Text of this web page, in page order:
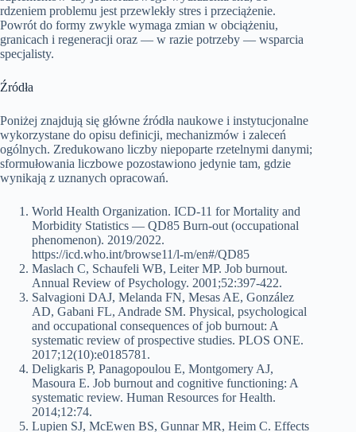
rdzeniem problemu jest przewlekły stres i przeciążenie.
Powrót do formy zwykle wymaga zmian w obciążeniu,
granicach i regeneracji oraz — w razie potrzeby — wsparcia
specjalisty.
Źródła
Poniżej znajdują się główne źródła naukowe i instytucjonalne
wykorzystane do opisu definicji, mechanizmów i zaleceń
ogólnych. Zredukowano liczby niepoparte rzetelnymi danymi;
sformułowania liczbowe pozostawiono jedynie tam, gdzie
wynikają z uznanych opracowań.
World Health Organization. ICD‑11 for Mortality and
Morbidity Statistics — QD85 Burn‑out (occupational
phenomenon). 2019/2022.
https://icd.who.int/browse11/l-m/en#/QD85
Maslach C, Schaufeli WB, Leiter MP. Job burnout.
Annual Review of Psychology. 2001;52:397‑422.
Salvagioni DAJ, Melanda FN, Mesas AE, González
AD, Gabani FL, Andrade SM. Physical, psychological
and occupational consequences of job burnout: A
systematic review of prospective studies. PLOS ONE.
2017;12(10):e0185781.
Deligkaris P, Panagopoulou E, Montgomery AJ,
Masoura E. Job burnout and cognitive functioning: A
systematic review. Human Resources for Health.
2014;12:74.
Lupien SJ, McEwen BS, Gunnar MR, Heim C. Effects